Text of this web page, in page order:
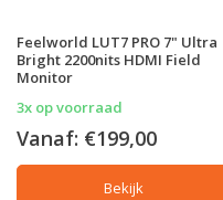
Feelworld LUT7 PRO 7" Ultra
Bright 2200nits HDMI Field
Monitor
3x op voorraad
Vanaf: €199,00
Bekijk